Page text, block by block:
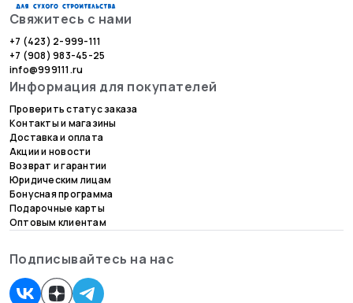
Свяжитесь с нами
+7 (423) 2-999-111
+7 (908) 983-45-25
info@999111.ru
Информация для покупателей
Проверить статус заказа
Контакты и магазины
Доставка и оплата
Акции и новости
Возврат и гарантии
Юридическим лицам
Бонусная программа
Подарочные карты
Оптовым клиентам
Подписывайтесь на нас